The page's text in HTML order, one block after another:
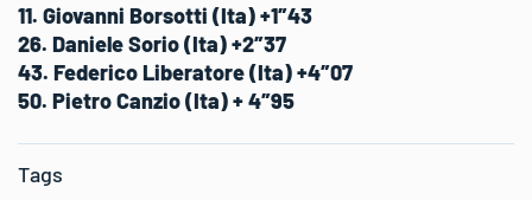
11. Giovanni Borsotti (Ita) +1″43
26. Daniele Sorio (Ita) +2″37
43. Federico Liberatore (Ita) +4″07
50. Pietro Canzio (Ita) + 4″95
Tags